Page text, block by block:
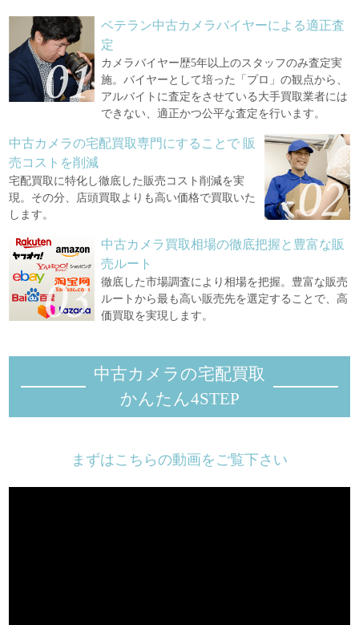
ベテラン中古カメラバイヤーによる適正査
定
カメラバイヤー歴5年以上のスタッフのみ査定実
施。バイヤーとして培った「プロ」の観点から、
アルバイトに査定をさせている大手買取業者には
できない、適正かつ公平な査定を行います。
中古カメラの宅配買取専門にすることで 販
売コストを削減
宅配買取に特化し徹底した販売コスト削減を実
現。その分、店頭買取よりも高い価格で買取いた
します。
中古カメラ買取相場の徹底把握と豊富な販
売ルート
徹底した市場調査により相場を把握。豊富な販売
ルートから最も高い販売先を選定することで、高
価買取を実現します。
中古カメラの宅配買取
かんたん4STEP
まずはこちらの動画をご覧下さい